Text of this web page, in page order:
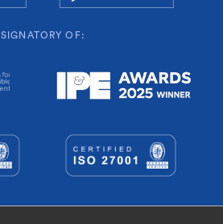
SIGNATORY OF: